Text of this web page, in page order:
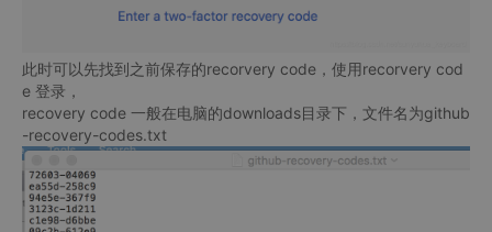
此时可以先找到之前保存的recorvery code，使用recorvery cod
e 登录，
recovery code 一般在电脑的downloads目录下，文件名为github
-recovery-codes.txt